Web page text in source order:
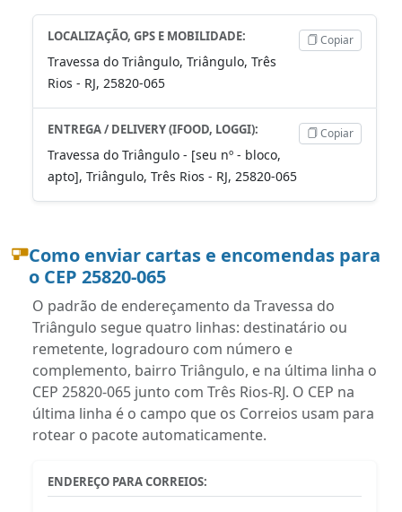
LOCALIZAÇÃO, GPS E MOBILIDADE:
Travessa do Triângulo, Triângulo, Três
Rios - RJ, 25820-065
Copiar
ENTREGA / DELIVERY (IFOOD, LOGGI):
Travessa do Triângulo - [seu nº - bloco,
apto], Triângulo, Três Rios - RJ, 25820-065
Copiar
Como enviar cartas e encomendas para
o CEP 25820-065
O padrão de endereçamento da Travessa do
Triângulo segue quatro linhas: destinatário ou
remetente, logradouro com número e
complemento, bairro Triângulo, e na última linha o
CEP 25820-065 junto com Três Rios-RJ. O CEP na
última linha é o campo que os Correios usam para
rotear o pacote automaticamente.
ENDEREÇO PARA CORREIOS: